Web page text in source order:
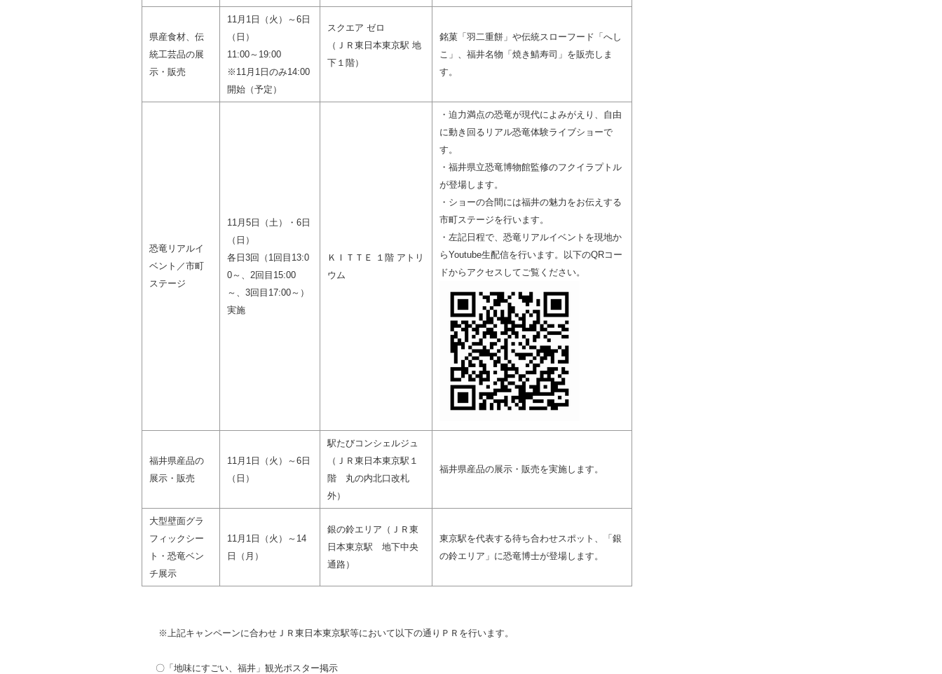
県産食材、伝
統工芸品の展
示・販売
11月1日（火）～6日
（日）
11:00～19:00
※11月1日のみ14:00
開始（予定）
スクエア ゼロ
（ＪＲ東日本東京駅 地
下１階）
銘菓「羽二重餅」や伝統スローフード「へし
こ」、福井名物「焼き鯖寿司」を販売しま
す。
恐竜リアルイ
ベント／市町
ステージ
11月5日（土）・6日
（日）
各日3回（1回目13:0
0～、2回目15:00
～、3回目17:00～）
実施
ＫＩＴＴＥ １階 アトリ
ウム
・迫力満点の恐竜が現代によみがえり、自由
に動き回るリアル恐竜体験ライブショーで
す。
・福井県立恐竜博物館監修のフクイラプトル
が登場します。
・ショーの合間には福井の魅力をお伝えする
市町ステージを行います。
・左記日程で、恐竜リアルイベントを現地か
らYoutube生配信を行います。以下のQRコー
ドからアクセスしてご覧ください。
福井県産品の
展示・販売
11月1日（火）～6日
（日）
駅たびコンシェルジュ
（ＪＲ東日本東京駅１
階 丸の内北口改札
外）
福井県産品の展示・販売を実施します。
大型壁面グラ
フィックシー
ト・恐竜ベン
チ展示
11月1日（火）～14
日（月）
銀の鈴エリア（ＪＲ東
日本東京駅 地下中央
通路）
東京駅を代表する待ち合わせスポット、「銀
の鈴エリア」に恐竜博士が登場します。
※上記キャンペーンに合わせＪＲ東日本東京駅等において以下の通りＰＲを行います。
〇「地味にすごい、福井」観光ポスター掲示